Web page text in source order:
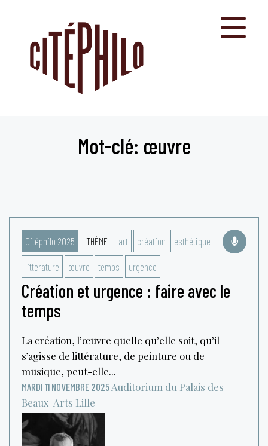
Mot-clé: œuvre
Citéphilo 2025 THÈME art création esthétique
littérature œuvre temps urgence
Création et urgence : faire avec le
temps
La création, l’œuvre quelle qu’elle soit, qu’il
s’agisse de littérature, de peinture ou de
musique, peut-elle...
MARDI 11 NOVEMBRE 2025 Auditorium du Palais des
Beaux-Arts Lille